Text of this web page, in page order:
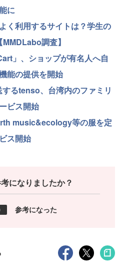
に
く利用するサイトは？学生の
調査】
」、ショップが有名人へ自
能の提供を開始
るtenso、台湾内のファミリ
ビス開始
music&ecology等の服を定
ス開始
になりましたか？
参考になった